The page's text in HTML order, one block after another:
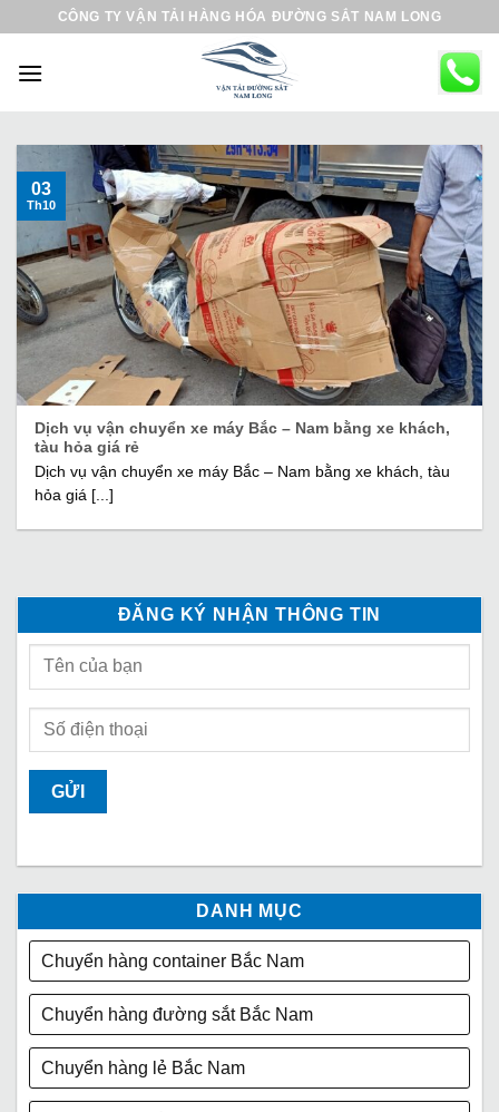
CÔNG TY VẬN TẢI HÀNG HÓA ĐƯỜNG SẮT NAM LONG
Dịch vụ vận chuyển xe máy Bắc – Nam bằng xe khách,
tàu hỏa giá rẻ
Dịch vụ vận chuyển xe máy Bắc – Nam bằng xe khách, tàu
hỏa giá [...]
03
Th10
ĐĂNG KÝ NHẬN THÔNG TIN
DANH MỤC
Chuyển hàng container Bắc Nam
Chuyển hàng đường sắt Bắc Nam
Chuyển hàng lẻ Bắc Nam